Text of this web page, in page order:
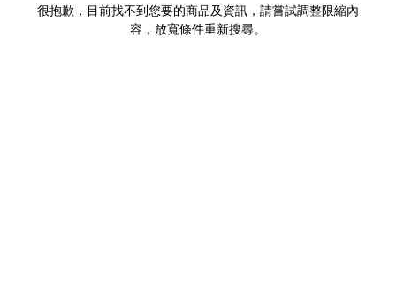
很抱歉，目前找不到您要的商品及資訊，請嘗試調整限縮內
容，放寬條件重新搜尋。